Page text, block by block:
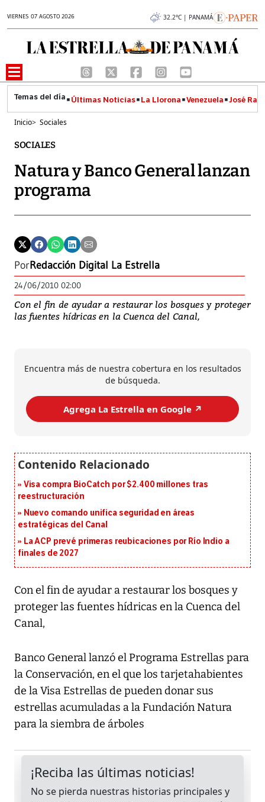
VIERNES 07 AGOSTO 2026 32.2°C | PANAMÁ
Últimas Noticias La Llorona Venezuela José
Inicio> Sociales
SOCIALES
Natura y Banco General lanzan
programa
PorRedacción Digital La Estrella
24/06/2010 02:00
Con el fin de ayudar a restaurar los bosques y proteger
las fuentes hídricas en la Cuenca del Canal,
Encuentra más de nuestra cobertura en los resultados
de búsqueda.
Agrega La Estrella en Google ↗️
Visa compra BioCatch por $2.400 millones tras
reestructuración
Nuevo comando unifica seguridad en áreas
estratégicas del Canal
La ACP prevé primeras reubicaciones por Río Indio a
finales de 2027
Con el fin de ayudar a restaurar los bosques y
proteger las fuentes hídricas en la Cuenca del
Canal,
Banco General lanzó el Programa Estrellas para
la Conservación, en el que los tarjetahabientes
de la Visa Estrellas de pueden donar sus
estrellas acumuladas a la Fundación Natura
para la siembra de árboles